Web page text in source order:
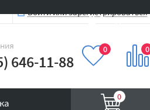
Войти или зарегистрироваться
646-11-88
0 0
0
Вход на сайт